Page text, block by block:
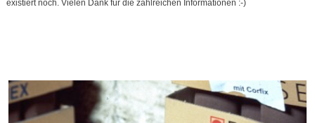
existiert noch. Vielen Dank für die zahlreichen Informationen :-)